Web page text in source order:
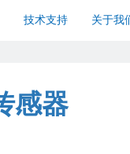
技术支持 关于我
感器